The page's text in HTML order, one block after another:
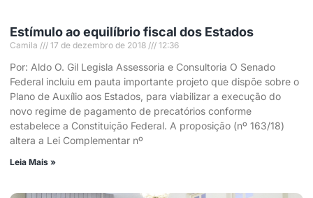
Estímulo ao equilíbrio fiscal dos Estados
Camila 17 de dezembro de 2018 12:36
Por: Aldo O. Gil Legisla Assessoria e Consultoria O Senado
Federal incluiu em pauta importante projeto que dispõe sobre o
Plano de Auxílio aos Estados, para viabilizar a execução do
novo regime de pagamento de precatórios conforme
estabelece a Constituição Federal. A proposição (nº 163/18)
altera a Lei Complementar nº
Leia Mais »